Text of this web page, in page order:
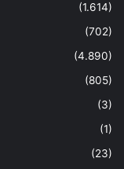
(1.614)
(702)
(4.890)
(805)
(3)
(1)
(23)